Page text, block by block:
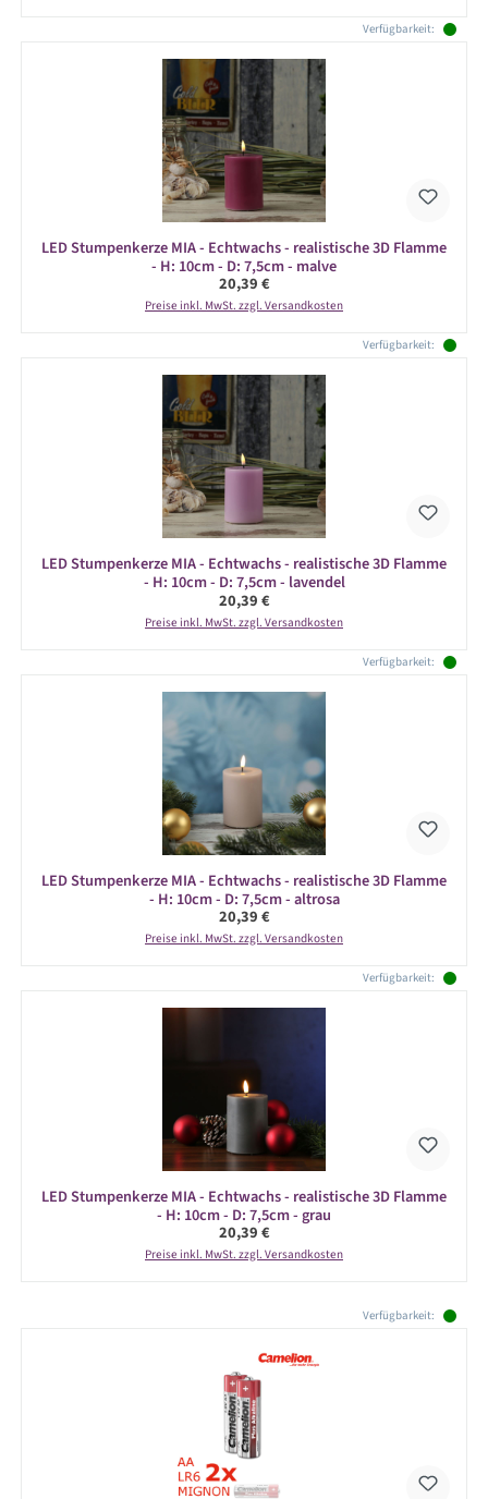
Verfügbarkeit:
LED Stumpenkerze MIA - Echtwachs - realistische 3D Flamme
- H: 10cm - D: 7,5cm - malve
Regulärer Preis:
20,39 €
Preise inkl. MwSt. zzgl. Versandkosten
Verfügbarkeit:
LED Stumpenkerze MIA - Echtwachs - realistische 3D Flamme
- H: 10cm - D: 7,5cm - lavendel
Regulärer Preis:
20,39 €
Preise inkl. MwSt. zzgl. Versandkosten
Verfügbarkeit:
LED Stumpenkerze MIA - Echtwachs - realistische 3D Flamme
- H: 10cm - D: 7,5cm - altrosa
Regulärer Preis:
20,39 €
Preise inkl. MwSt. zzgl. Versandkosten
Verfügbarkeit:
LED Stumpenkerze MIA - Echtwachs - realistische 3D Flamme
- H: 10cm - D: 7,5cm - grau
Regulärer Preis:
20,39 €
Preise inkl. MwSt. zzgl. Versandkosten
Verfügbarkeit: